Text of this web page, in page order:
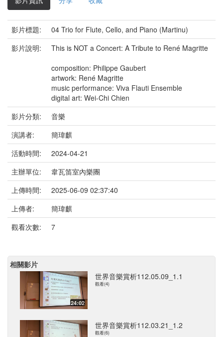
影片標題:
04 Trio for Flute, Cello, and Piano (Martinu)
影片說明:
This is NOT a Concert: A Tribute to René Magritte
composition: Philippe Gaubert
artwork: René Magritte
music performance: Viva Flauti Ensemble
digital art: Wei-Chi Chien
影片分類:
音樂
演講者:
簡瑋麒
活動時間:
2024-04-21
主辦單位:
韋瓦笛室內樂團
上傳時間:
2025-06-09 02:37:40
上傳者:
簡瑋麒
觀看次數:
7
相關影片
24:02
世界音樂賞析112.05.09_1.1
觀看(4)
世界音樂賞析112.03.21_1.2
觀看(6)